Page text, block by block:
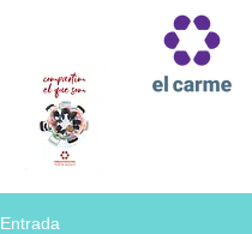
Entrada